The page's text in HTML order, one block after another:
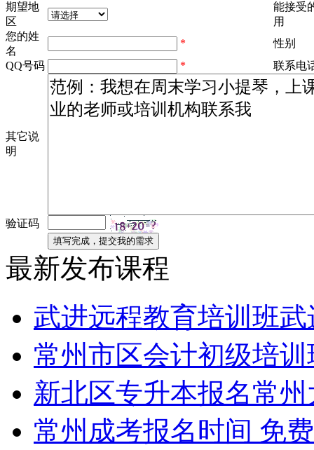
期望地
区
能接受
用
您的姓
名
*
性别
QQ号码
* 联系电
其它说
明
验证码
最新发布课程
武进远程教育培训班
常州市区会计初级培
新北区专升本报名常
常州成考报名时间 免